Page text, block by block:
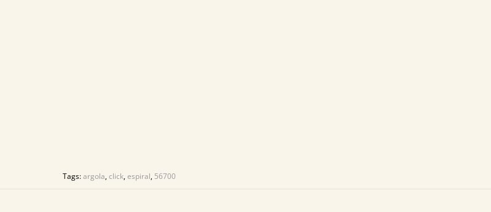
Tags:argola,click,espiral, 56700